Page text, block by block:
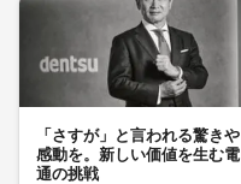
「さすが」と言われる驚きや
感動を。新しい価値を生む電
通の挑戦